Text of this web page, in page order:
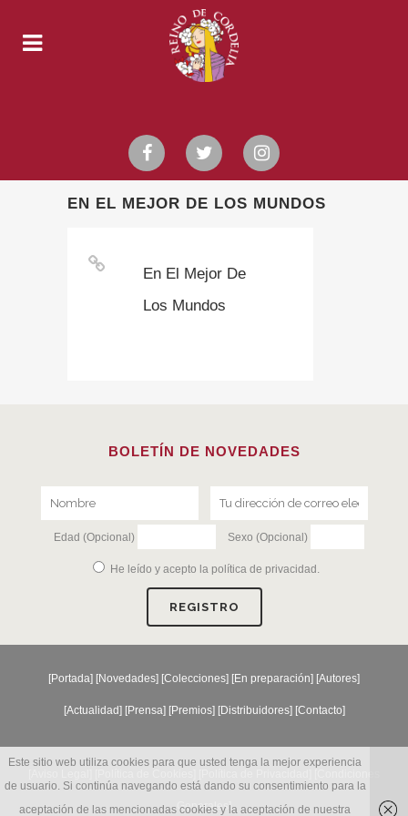
EN EL MEJOR DE LOS MUNDOS
En El Mejor De
Los Mundos
BOLETÍN DE NOVEDADES
Edad (Opcional) Sexo (Opcional)
He leído y acepto la política de privacidad .
[Portada] [Novedades] [Colecciones] [En preparación] [Autores]
[Actualidad] [Prensa] [Premios] [Distribuidores] [Contacto]
Generales ]
Este sitio web utiliza cookies para que usted tenga la mejor experiencia
de usuario. Si continúa navegando está dando su consentimiento para la
aceptación de las mencionadas cookies y la aceptación de nuestra